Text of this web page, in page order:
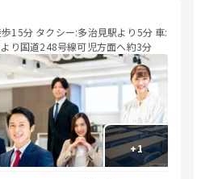
15分 タクシー:多治見駅より5分 車:
り国道248号線可児方面へ約3分
+1